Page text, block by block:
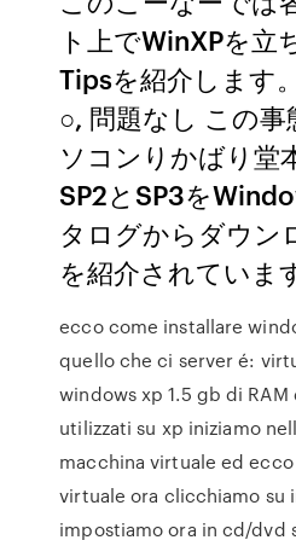
ト上でWinXPを立
Tipsを紹介します
○, 問題なし この
ソコンりかばり堂
SP2とSP3を
タログからダウン
を紹介されていま
ecco come installare
quello che ci server é:
windows xp 1.5 gb di RAM
utilizzati su xp iniziamo
macchina virtuale ed
virtuale ora clicchiamo su
impostiamo ora in cd/dvd